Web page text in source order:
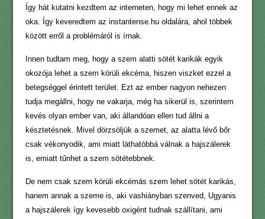
Így hát kutatni kezdtem az interneten, hogy mi lehet ennek az
oka. Így keveredtem az instantense.hu oldalára, ahol többek
között erről a problémáról is írnak.
Innen tudtam meg, hogy a szem alatti sötét karikák egyik
okozója lehet a szem körüli ekcéma, hiszen viszket ezzel a
betegséggel érintett terület. Ezt az ember nagyon nehezen
tudja megállni, hogy ne vakarja, még ha sikerül is, szerintem
kevés olyan ember van, aki állandóan ellen tud állni a
késztetésnek. Mivel dörzsöljük a szemet, az alatta lévő bőr
csak vékonyodik, ami miatt láthatóbbá válnak a hajszálerek
is, emiatt tűnhet a szem sötétebbnek.
De nem csak szem körüli ekcémás szem lehet sötét karikás,
hanem annak a szeme is, aki vashiányban szenved, Ugyanis
a hajszálerek így kevesebb oxigént tudnak szállítani, ami